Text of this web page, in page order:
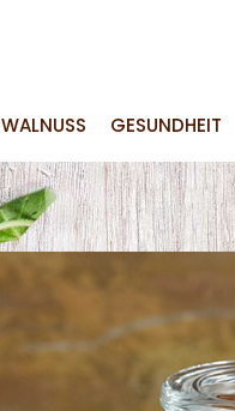
WALNUSS GESUNDHEIT